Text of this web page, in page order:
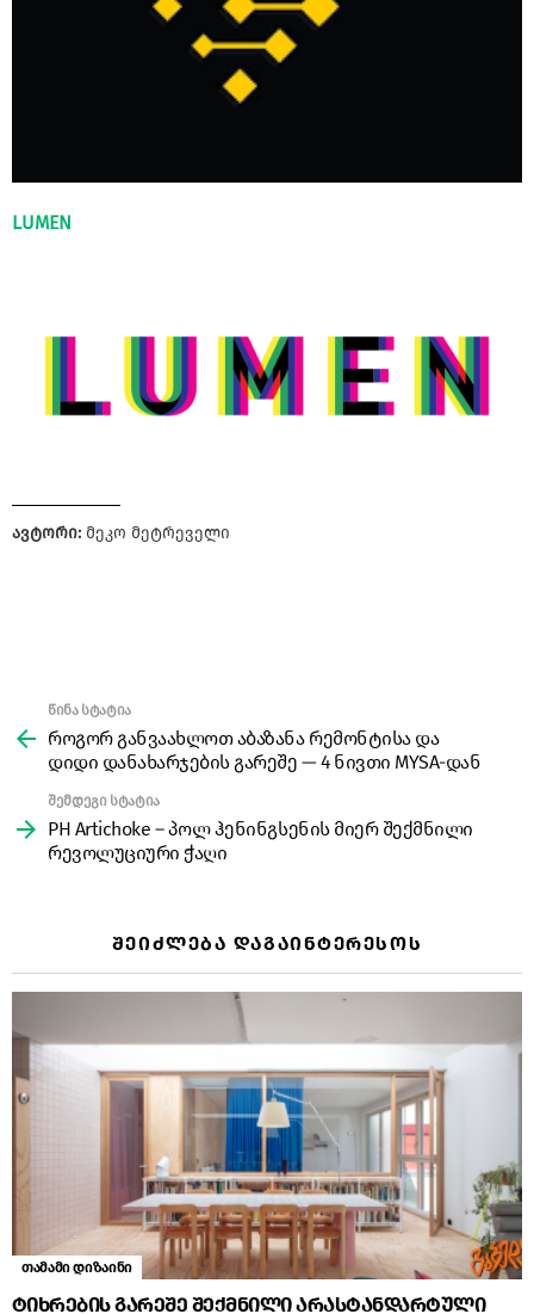
LUMEN
ავტორი: მეკო მეტრეველი
more
წინა სტატია
როგორ განვაახლოთ აბაზანა რემონტისა და
დიდი დანახარჯების გარეშე — 4 ნივთი MYSA-დან
შემდეგი სტატია
PH Artichoke – პოლ ჰენინგსენის მიერ შექმნილი
რევოლუციური ჭაღი
ᲨᲔᲘᲫᲚᲔᲑᲐ ᲓᲐᲒᲐᲘᲜᲢᲔᲠᲔᲡᲝᲡ
თამამი დიზაინი
ტიხრების გარეშე შექმნილი არასტანდარტული